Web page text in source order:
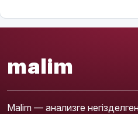
malim
Malim — анализге